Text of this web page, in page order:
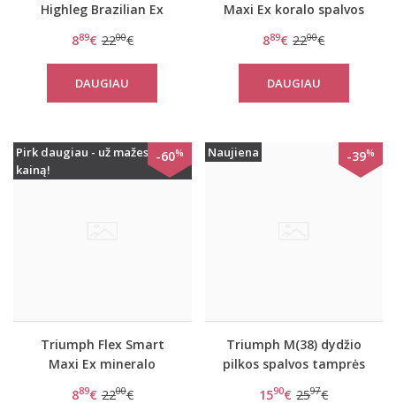
Highleg Brazilian Ex
stringai
889€ 2200€
DAUGIAU
Maxi Ex koralo spalvos
889€ 2200€
DAUGIAU
Pirk daugiau - už mažesnę
kainą!
-60%
Triumph Flex Smart
Maxi Ex mineralo
889€ 2200€
Naujiena -39%
Triumph M(38) dydžio
pilkos spalvos tamprės
1590€ 2597€